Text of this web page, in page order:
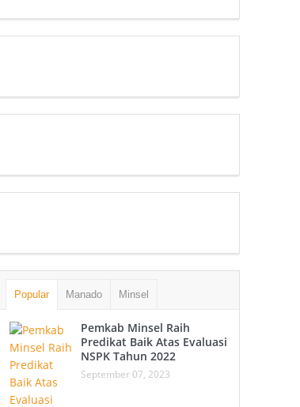
Popular Manado Minsel
Pemkab Minsel Raih
Predikat Baik Atas Evaluasi
NSPK Tahun 2022
September 07, 2023